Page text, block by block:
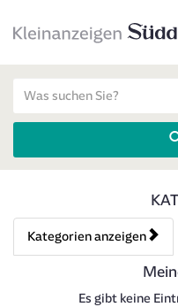
Merkliste
Kategorien anzeigen
Bedienhinweis: Navigieren
Es gibt keine